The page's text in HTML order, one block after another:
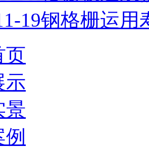
19钢格栅运用
页
示
景